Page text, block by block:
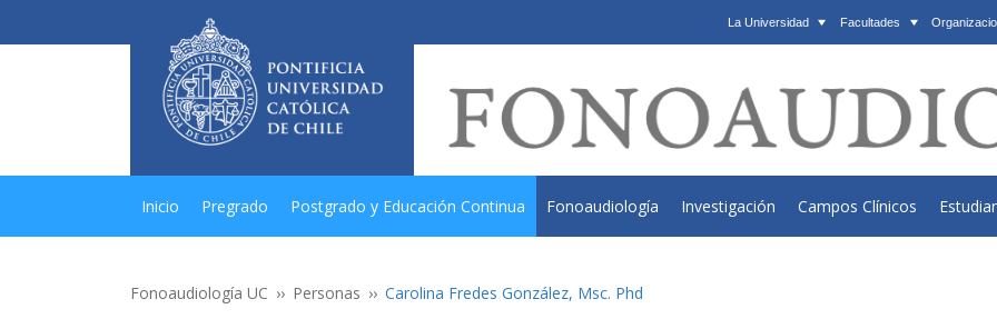
La Universidad Facultades
Inicio Pregrado Postgrado y Educación Continua Fonoaudiología Investigación Campos Clínicos
Fonoaudiología UC Personas Carolina Fredes González, Msc. Phd